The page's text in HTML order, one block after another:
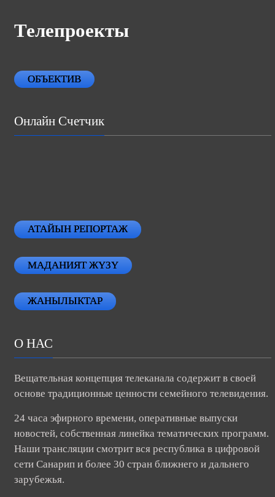
Телепроекты
ОБЪЕКТИВ
Онлайн Счетчик
АТАЙЫН РЕПОРТАЖ
МАДАНИЯТ ЖҮЗҮ
ЖАНЫЛЫКТАР
О НАС
Вещательная концепция телеканала содержит в своей
основе традиционные ценности семейного телевидения.
24 часа эфирного времени, оперативные выпуски
новостей, собственная линейка тематических программ.
Наши трансляции смотрит вся республика в цифровой
сети Санарип и более 30 стран ближнего и дальнего
зарубежья.